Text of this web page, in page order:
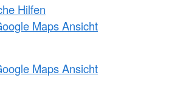
Hilfen
Maps Ansicht
Maps Ansicht